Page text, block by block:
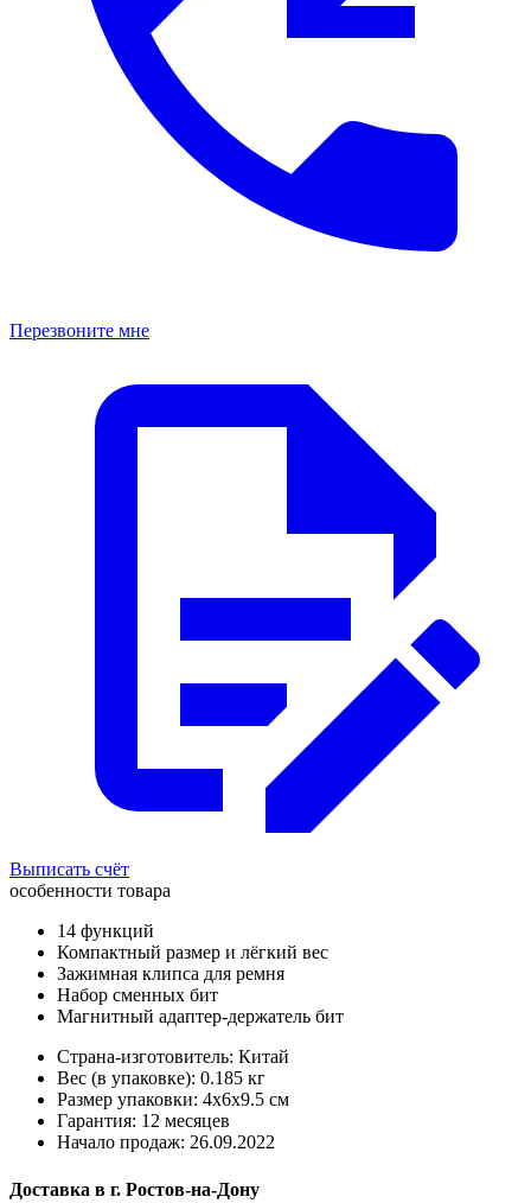
Перезвоните мне
Выписать счёт
особенности товара
14 функций
Компактный размер и лёгкий вес
Зажимная клипса для ремня
Набор сменных бит
Магнитный адаптер-держатель бит
Страна-изготовитель: Китай
Вес (в упаковке): 0.185 кг
Размер упаковки: 4x6x9.5 см
Гарантия: 12 месяцев
Начало продаж: 26.09.2022
Доставка в г. Ростов-на-Дону